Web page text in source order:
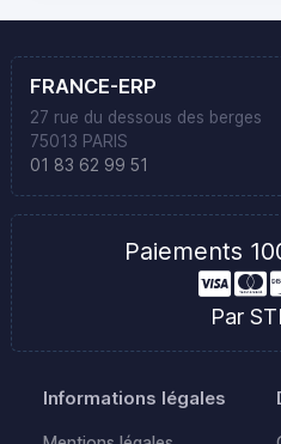
FRANCE-ERP
27 rue du dessous des berges
75013 PARIS
01 83 62 99 51
Paiements
Par
Informations légales